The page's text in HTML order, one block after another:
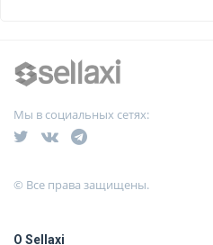
Мы в социальных сетях:
© Все права защищены.
О Sellaxi